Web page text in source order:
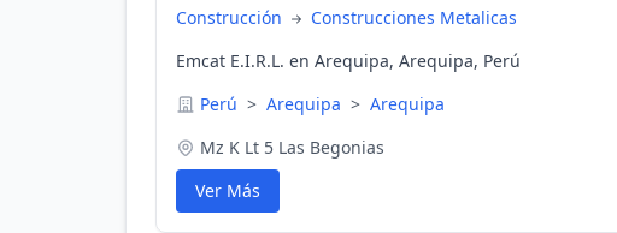
Construcción
Construcciones Metalicas
Emcat E.I.R.L. en Arequipa, Arequipa, Perú
Perú > Arequipa > Arequipa
Mz K Lt 5 Las Begonias
Ver Más